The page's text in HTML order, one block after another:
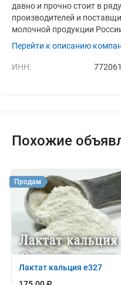
давно и прочно стоит в
производителей и
молочной продукции
Перейти к описанию
ИНН:
Похожие
Лактат кальция е327
Продам